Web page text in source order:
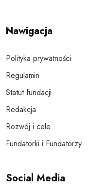
Nawigacja
Polityka prywatności
Regulamin
Statut fundacji
Redakcja
Rozwój i cele
Fundatorki i Fundatorzy
Social Media